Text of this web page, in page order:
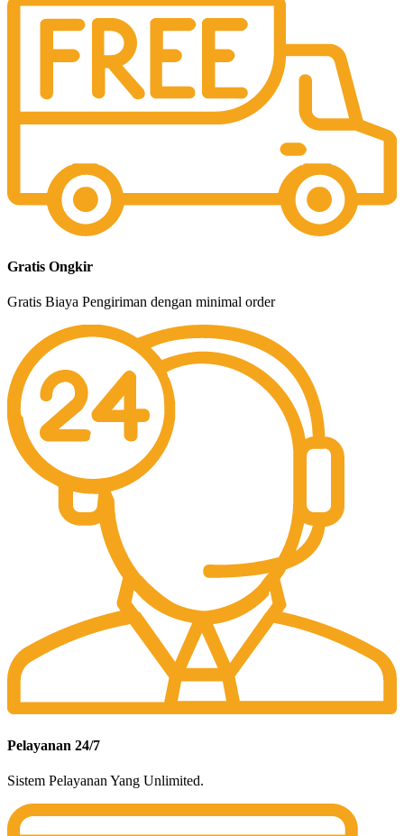
Gratis Ongkir
Gratis Biaya Pengiriman dengan minimal order
Pelayanan 24/7
Sistem Pelayanan Yang Unlimited.